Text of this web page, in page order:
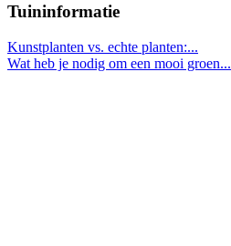
Tuininformatie
Kunstplanten vs. echte planten:...
Wat heb je nodig om een mooi groen...